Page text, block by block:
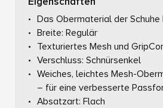
Das Obermaterial der
Breite: Regulär
Texturiertes Mesh und
Verschluss: Schnürsenkel
Weiches, leichtes Mesh-
– für eine verbesserte
Absatzart: Flach